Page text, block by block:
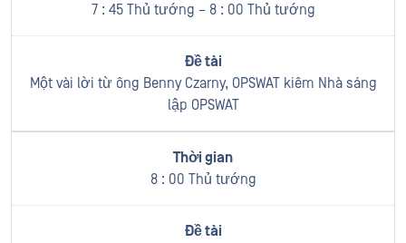
7 : 45 Thủ tướng – 8 : 00 Thủ tướng
Một vài lời từ ông Benny Czarny, OPSWAT kiêm Nhà sáng
lập OPSWAT
8 : 00 Thủ tướng